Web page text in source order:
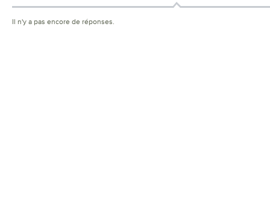
Il n'y a pas encore de réponses.